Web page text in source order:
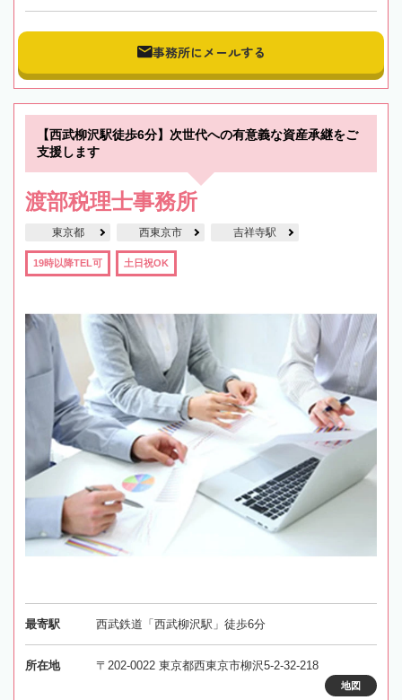
事務所にメールする
【西武柳沢駅徒歩6分】次世代への有意義な資産承継をご
支援します
渡部税理士事務所
東京都 西東京市 吉祥寺駅
19時以降TEL可 土日祝OK
最寄駅 西武鉄道「西武柳沢駅」徒歩6分
所在地 〒202-0022 東京都西東京市柳沢5-2-32-218
地図